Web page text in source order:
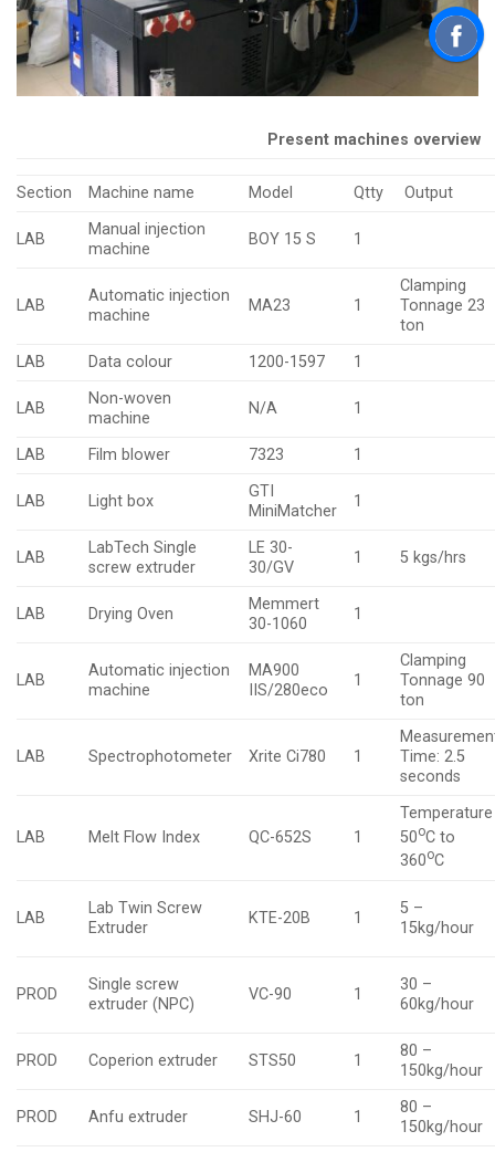
Present machines overview
Section Machine name Model Qtty Output
LAB
Manual injection
machine
BOY 15 S 1
LAB
Automatic injection
machine
MA23 1
Clamping
Tonnage 23
ton
LAB
Data colour 1200-1597 1
LAB
Non-woven
machine
N/A 1
LAB Film blower 7323 1
LAB Light box
GTI
MiniMatcher
1
LAB
LabTech Single
screw extruder
LE 30-
30/GV
1 5 kgs/hrs
LAB Drying Oven
Memmert
30-1060
1
LAB
Automatic injection
machine
MA900
IIS/280eco
1
Clamping
Tonnage 90
ton
LAB Spectrophotometer Xrite Ci780 1
Time: 2.5
seconds
LAB Melt Flow Index QC-652S 1
Temperature
50oC to
360oC
LAB
Lab Twin Screw
Extruder
KTE-20B 1
5 –
15kg/hour
PROD
Single screw
extruder (NPC)
VC-90 1
30 –
60kg/hour
PROD Coperion extruder STS50 1
80 –
150kg/hour
PROD Anfu extruder SHJ-60 1
80 –
150kg/hour